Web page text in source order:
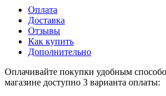
Оплата
Доставка
Отзывы
Как купить
Дополнительно
Оплачивайте покупки удобным
магазине доступно 3 варианта оплаты: